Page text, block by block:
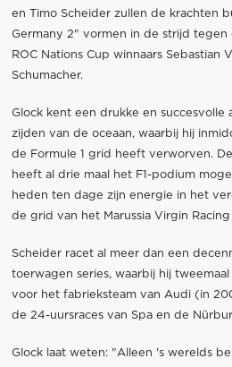
en Timo Scheider zullen de krachten
Germany 2" vormen in de strijd
ROC Nations Cup winnaars Sebastian
Schumacher.
Glock kent een drukke en succesvolle
zijden van de oceaan, waarbij hij
de Formule 1 grid heeft verworven.
heeft al drie maal het F1-podium
heden ten dage zijn energie in het
de grid van het Marussia Virgin Racing
Scheider racet al meer dan een
toerwagen series, waarbij hij
voor het fabrieksteam van Audi (in
de 24-uursraces van Spa en de
Glock laat weten: "Alleen 's werelds